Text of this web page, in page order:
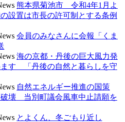
熊本県菊池市 令和4年1月よ
設置は市長の許可制とする条例
会員のみなさんに会報「くま
海の京都・丹後の巨大風力発
す 「丹後の自然と暮らしを守
自然エネルギー推進の国策
壊 当別町議会風車中止請願を
とよくん、冬ごもり近し